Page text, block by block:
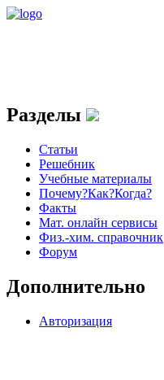
Разделы
Статьи
Решебник
Учебные материалы
Почему?Как?Когда?
Факты
Мат. онлайн сервисы
Физ.-хим. справочник
Форум
Дополнительно
Авторизация